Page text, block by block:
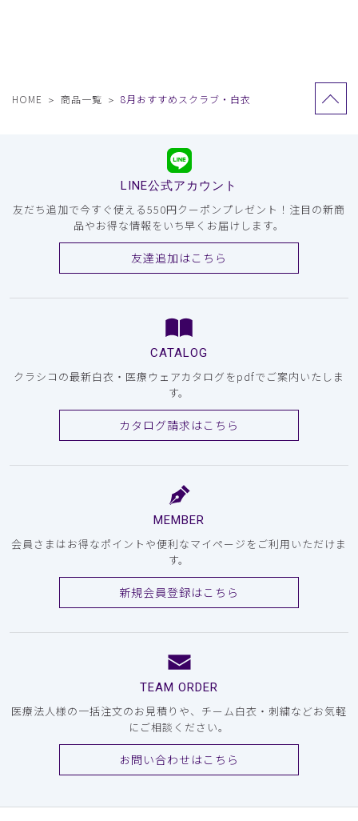
HOME 商品一覧 8月おすすめスクラブ・白衣
LINE公式アカウント
友だち追加で今すぐ使える550円クーポンプレゼント！注目の新商
品やお得な情報をいち早くお届けします。
友達追加はこちら
CATALOG
クラシコの最新白衣・医療ウェアカタログをpdfでご案内いたしま
す。
カタログ請求はこちら
MEMBER
会員さまはお得なポイントや便利なマイページをご利用いただけま
す。
新規会員登録はこちら
TEAM ORDER
医療法人様の一括注文のお見積りや、チーム白衣・刺繍などお気軽
にご相談ください。
お問い合わせはこちら